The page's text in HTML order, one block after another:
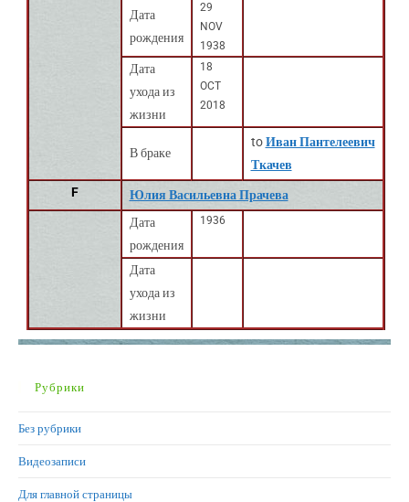
Дата
рождения
29
NOV
1938
Дата
ухода из
жизни
18
OCT
2018
В браке
toИван Пантелеевич
Ткачев
F
Юлия Васильевна Прачева
Дата
рождения
1936
Дата
ухода из
жизни
Рубрики
Без рубрики
Видеозаписи
Для главной страницы